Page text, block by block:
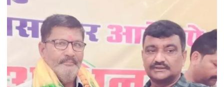
एवं
कथा
प्रेमियों
के
रहे
चहेते